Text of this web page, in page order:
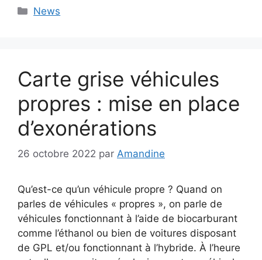
Catégories
News
Carte grise véhicules
propres : mise en place
d’exonérations
26 octobre 2022 par Amandine
Qu’est-ce qu’un véhicule propre ? Quand on
parles de véhicules « propres », on parle de
véhicules fonctionnant à l’aide de biocarburant
comme l’éthanol ou bien de voitures disposant
de GPL et/ou fonctionnant à l’hybride. À l’heure